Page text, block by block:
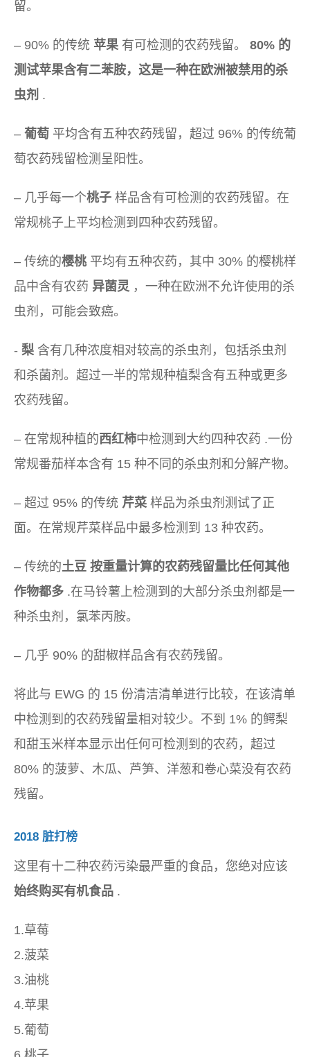
留。
– 90% 的传统 苹果 有可检测的农药残留。 80% 的
测试苹果含有二苯胺，这是一种在欧洲被禁用的杀
虫剂 .
– 葡萄 平均含有五种农药残留，超过 96% 的传统葡
萄农药残留检测呈阳性。
– 几乎每一个桃子 样品含有可检测的农药残留。在
常规桃子上平均检测到四种农药残留。
– 传统的樱桃 平均有五种农药，其中 30% 的樱桃样
品中含有农药 异菌灵 ，一种在欧洲不允许使用的杀
虫剂，可能会致癌。
- 梨 含有几种浓度相对较高的杀虫剂，包括杀虫剂
和杀菌剂。超过一半的常规种植梨含有五种或更多
农药残留。
– 在常规种植的西红柿中检测到大约四种农药 .一份
常规番茄样本含有 15 种不同的杀虫剂和分解产物。
– 超过 95% 的传统 芹菜 样品为杀虫剂测试了正
面。在常规芹菜样品中最多检测到 13 种农药。
– 传统的土豆 按重量计算的农药残留量比任何其他
作物都多 .在马铃薯上检测到的大部分杀虫剂都是一
种杀虫剂，氯苯丙胺。
– 几乎 90% 的甜椒样品含有农药残留。
将此与 EWG 的 15 份清洁清单进行比较，在该清单
中检测到的农药残留量相对较少。不到 1% 的鳄梨
和甜玉米样本显示出任何可检测到的农药，超过
80% 的菠萝、木瓜、芦笋、洋葱和卷心菜没有农药
残留。
2018 脏打榜
这里有十二种农药污染最严重的食品，您绝对应该
始终购买有机食品 .
1.草莓
2.菠菜
3.油桃
4.苹果
5.葡萄